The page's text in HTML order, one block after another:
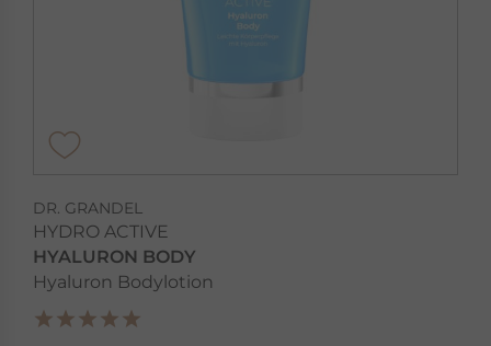
DR. GRANDEL
HYDRO ACTIVE
HYALURON BODY
Hyaluron Bodylotion